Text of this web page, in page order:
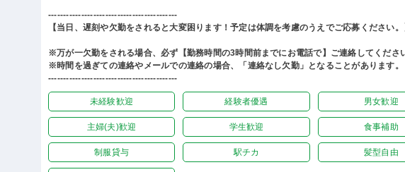
-------------------------------------------
【当日、遅刻や欠勤をされると大変困ります！予定は体調を考慮のうえでご応募ください
※万が一欠勤をされる場合、必ず【勤務時間の3時間前までにお電話で】ご連絡してくださ
※時間を過ぎての連絡やメールでの連絡の場合、「連絡なし欠勤」となることがあります。
-------------------------------------------
未経験歓迎 経験者優遇 男女歓迎
主婦(夫)歓迎 学生歓迎 食事補助
制服貸与 駅チカ 髪型自由